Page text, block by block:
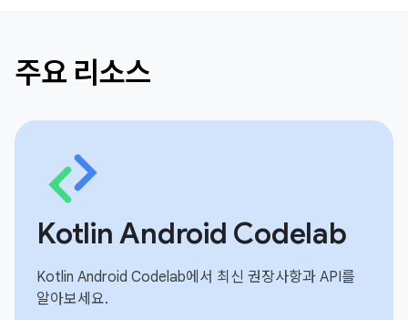
주요 리소스
Kotlin Android Codelab
Kotlin Android Codelab에서 최신 권장사항과 API를
알아보세요.